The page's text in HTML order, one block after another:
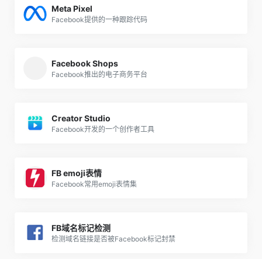
Meta Pixel
Facebook提供的一种跟踪代码
Facebook Shops
Facebook推出的电子商务平台
Creator Studio
Facebook开发的一个创作者工具
FB emoji表情
Facebook常用emoji表情集
FB域名标记检测
检测域名链接是否被Facebook标记封禁